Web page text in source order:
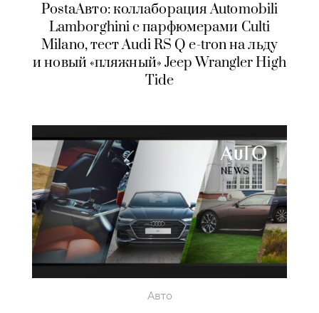
PostaАвто: коллаборация Automobili
Lamborghini с парфюмерами Culti
Milano, тест Audi RS Q e-tron на льду
и новый «пляжный» Jeep Wrangler High
Tide
Авто